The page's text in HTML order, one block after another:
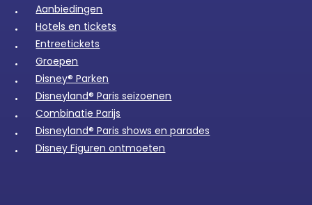
Aanbiedingen
Hotels en tickets
Entreetickets
Groepen
Disney® Parken
Disneyland® Paris seizoenen
Combinatie Parijs
Disneyland® Paris shows en parades
Disney Figuren ontmoeten